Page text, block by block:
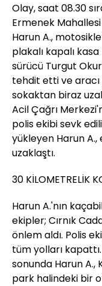
Olay, saat 08.30
Ermenek
Harun A.,
plakalı kapalı
sürücü Turgut
tehdit etti ve aracı
sokaktan biraz
Acil Çağrı
polis ekibi sevk
yükleyen Harun
uzaklaştı.
30 KİLOMETRELİK
Harun A.'nın
ekipler; Cırnık
önlem aldı. Polis
tüm yolları
sonunda Harun A.,
park halindeki bir